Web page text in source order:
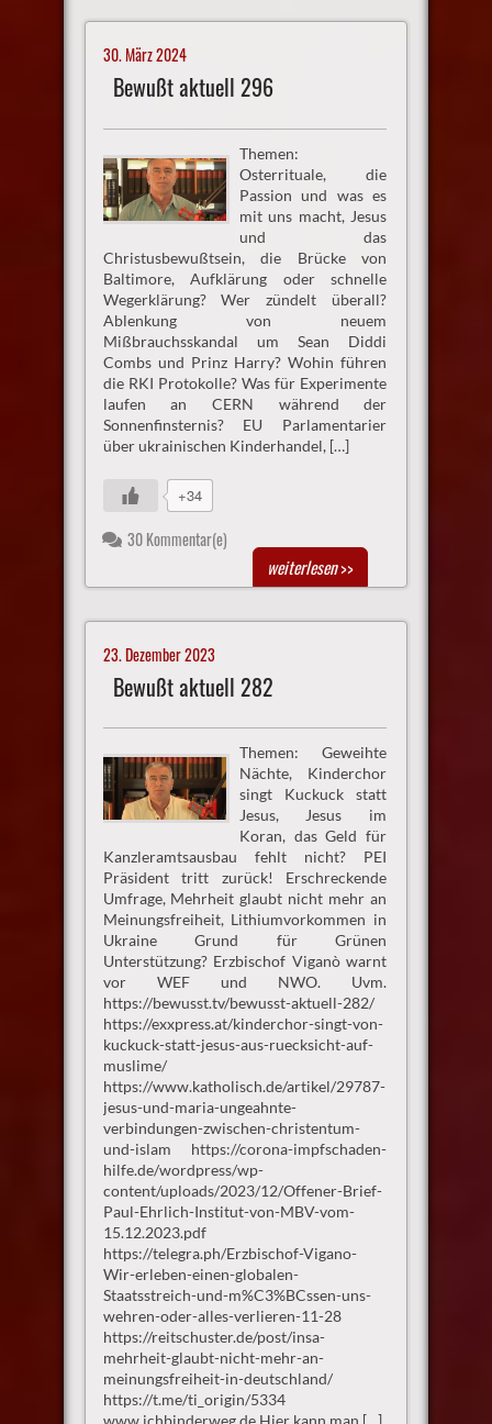
30. März 2024
Bewußt aktuell 296
Themen:
Osterrituale, die
Passion und was es
mit uns macht, Jesus
und das
Christusbewußtsein, die Brücke von
Baltimore, Aufklärung oder schnelle
Wegerklärung? Wer zündelt überall?
Ablenkung von neuem
Mißbrauchsskandal um Sean Diddi
Combs und Prinz Harry? Wohin führen
die RKI Protokolle? Was für Experimente
laufen an CERN während der
Sonnenfinsternis? EU Parlamentarier
über ukrainischen Kinderhandel, […]
+34
30 Kommentar(e)
weiterlesen>>
23. Dezember 2023
Bewußt aktuell 282
Themen: Geweihte
Nächte, Kinderchor
singt Kuckuck statt
Jesus, Jesus im
Koran, das Geld für
Kanzleramtsausbau fehlt nicht? PEI
Präsident tritt zurück! Erschreckende
Umfrage, Mehrheit glaubt nicht mehr an
Meinungsfreiheit, Lithiumvorkommen in
Ukraine Grund für Grünen
Unterstützung? Erzbischof Viganò warnt
vor WEF und NWO. Uvm.
https://bewusst.tv/bewusst-aktuell-282/
https://exxpress.at/kinderchor-singt-von-
kuckuck-statt-jesus-aus-ruecksicht-auf-
muslime/
https://www.katholisch.de/artikel/29787-
jesus-und-maria-ungeahnte-
verbindungen-zwischen-christentum-
und-islam https://corona-impfschaden-
hilfe.de/wordpress/wp-
content/uploads/2023/12/Offener-Brief-
Paul-Ehrlich-Institut-von-MBV-vom-
15.12.2023.pdf
https://telegra.ph/Erzbischof-Vigano-
Wir-erleben-einen-globalen-
Staatsstreich-und-m%C3%BCssen-uns-
wehren-oder-alles-verlieren-11-28
https://reitschuster.de/post/insa-
mehrheit-glaubt-nicht-mehr-an-
meinungsfreiheit-in-deutschland/
https://t.me/ti_origin/5334